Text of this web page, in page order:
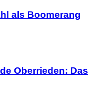
als Boomerang
Oberrieden: Das